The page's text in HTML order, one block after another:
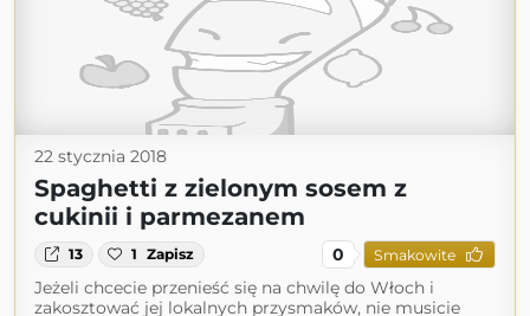
22 stycznia 2018
Spaghetti z zielonym sosem z
cukinii i parmezanem
13 1 Zapisz 0 Smakowite
Jeżeli chcecie przenieść się na chwilę do Włoch i
zakosztować jej lokalnych przysmaków, nie musicie